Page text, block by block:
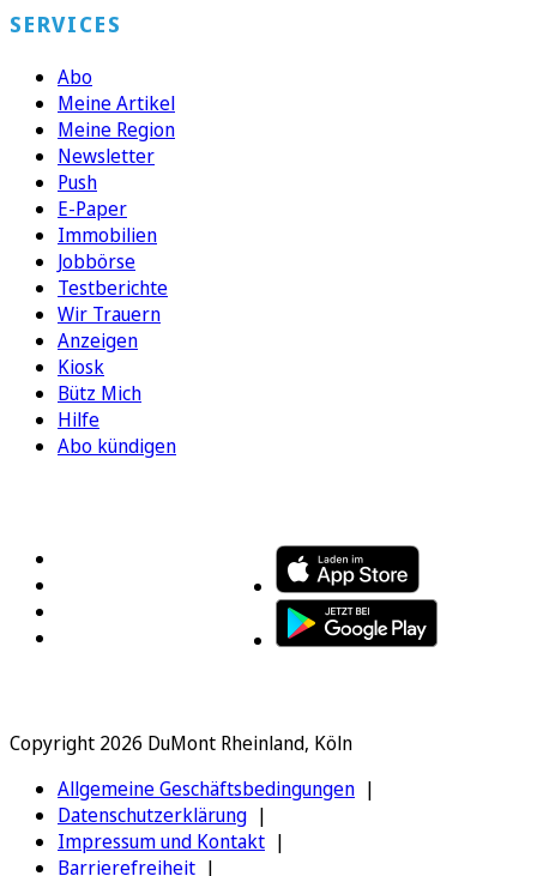
SERVICES
Abo
Meine Artikel
Meine Region
Newsletter
Push
E-Paper
Immobilien
Jobbörse
Testberichte
Wir Trauern
Anzeigen
Kiosk
Bütz Mich
Hilfe
Abo kündigen
Copyright 2026 DuMont Rheinland, Köln
Allgemeine Geschäftsbedingungen
Datenschutzerklärung
Impressum und Kontakt
Barrierefreiheit